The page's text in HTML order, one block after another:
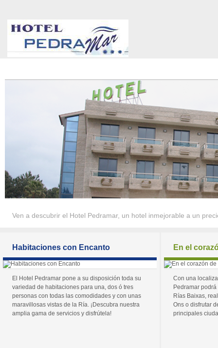
Ven a descubrir el Hotel Pedramar, un hotel inmejorable a un
Habitaciones con Encanto
El Hotel Pedramar pone a su disposición toda su
variedad de habitaciones para una, dos ó tres
personas con todas las comodidades y con unas
maravillosas vistas de la Ría. ¡Descubra nuestra
amplia gama de servicios y disfrútela!
En el
Con una
Pedramar
Rías Baixas,
Ons o disfrutar
principales